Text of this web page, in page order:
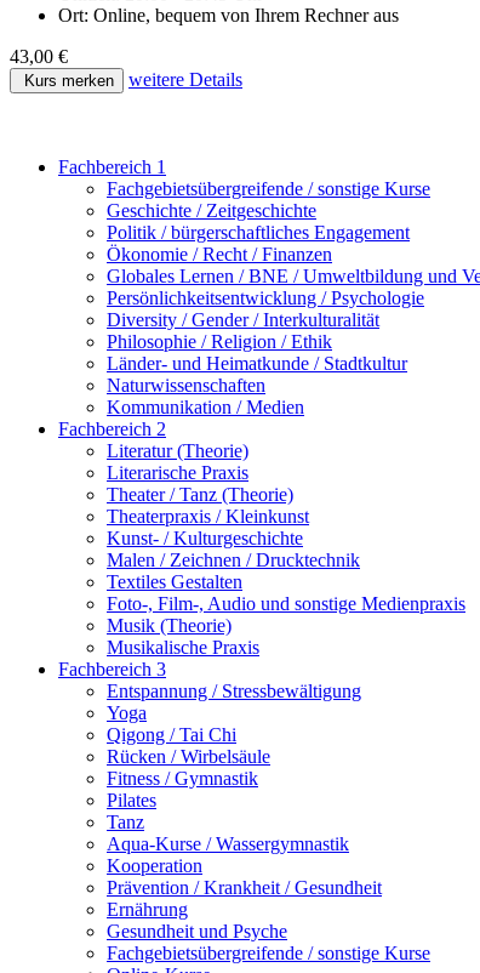
Ort: Online, bequem von Ihrem Rechner aus
43,00 €
Kurs merken weitere Details
Fachbereich 1
Fachgebietsübergreifende / sonstige Kurse
Geschichte / Zeitgeschichte
Politik / bürgerschaftliches Engagement
Ökonomie / Recht / Finanzen
Globales Lernen / BNE / Umweltbildung und
Persönlichkeitsentwicklung / Psychologie
Diversity / Gender / Interkulturalität
Philosophie / Religion / Ethik
Länder- und Heimatkunde / Stadtkultur
Naturwissenschaften
Kommunikation / Medien
Fachbereich 2
Literatur (Theorie)
Literarische Praxis
Theater / Tanz (Theorie)
Theaterpraxis / Kleinkunst
Kunst- / Kulturgeschichte
Malen / Zeichnen / Drucktechnik
Textiles Gestalten
Foto-, Film-, Audio und sonstige Medienpraxis
Musik (Theorie)
Musikalische Praxis
Fachbereich 3
Entspannung / Stressbewältigung
Yoga
Qigong / Tai Chi
Rücken / Wirbelsäule
Fitness / Gymnastik
Pilates
Tanz
Aqua-Kurse / Wassergymnastik
Kooperation
Prävention / Krankheit / Gesundheit
Ernährung
Gesundheit und Psyche
Fachgebietsübergreifende / sonstige Kurse